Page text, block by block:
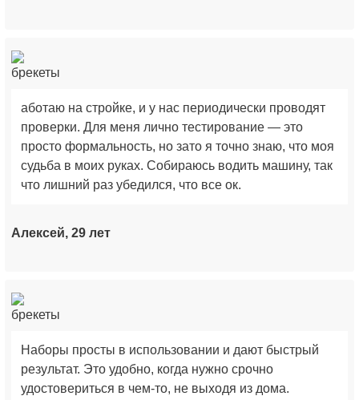
аботаю на стройке, и у нас периодически проводят
проверки. Для меня лично тестирование — это
просто формальность, но зато я точно знаю, что моя
судьба в моих руках. Собираюсь водить машину, так
что лишний раз убедился, что все ок.
Алексей, 29 лет
Наборы просты в использовании и дают быстрый
результат. Это удобно, когда нужно срочно
удостовериться в чем-то, не выходя из дома.